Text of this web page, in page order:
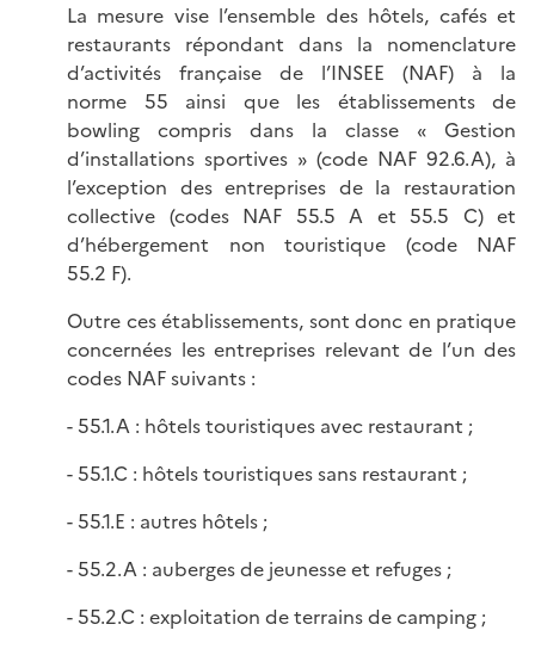
La mesure vise l’ensemble des hôtels, cafés et
restaurants répondant dans la nomenclature
d’activités française de l’INSEE (NAF) à la
norme 55 ainsi que les établissements de
bowling compris dans la classe « Gestion
d’installations sportives » (code NAF 92.6.A), à
l’exception des entreprises de la restauration
collective (codes NAF 55.5 A et 55.5 C) et
d’hébergement non touristique (code NAF
55.2 F).
Outre ces établissements, sont donc en pratique
concernées les entreprises relevant de l’un des
codes NAF suivants :
- 55.1.A : hôtels touristiques avec restaurant ;
- 55.1.C : hôtels touristiques sans restaurant ;
- 55.1.E : autres hôtels ;
- 55.2.A : auberges de jeunesse et refuges ;
- 55.2.C : exploitation de terrains de camping ;